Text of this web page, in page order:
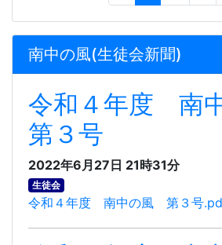
南中の風(生徒会新聞)
令和４年度 南
第３号
2022年6月27日 21時31分
生徒会
令和４年度 南中の風 第３号